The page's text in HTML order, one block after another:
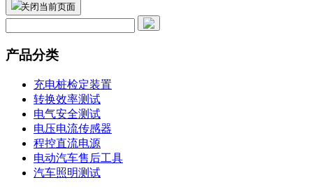
关闭当前页面
产品分类
充电桩检定装置
转换效率测试
电气安全测试
电压电流传感器
程控直流电源
电动汽车售后工具
汽车照明测试